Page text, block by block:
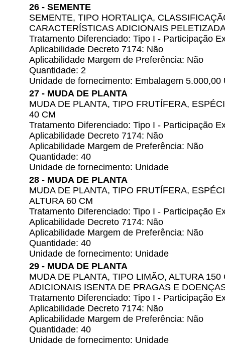
26 - SEMENTE
SEMENTE, TIPO HORTALIÇA,
CARACTERÍSTICAS ADICIONAIS
Tratamento Diferenciado: Tipo I - Participação
Aplicabilidade Decreto 7174: Não
Aplicabilidade Margem de Preferência: Não
Quantidade: 2
Unidade de fornecimento: Embalagem 5.000,00
27 - MUDA DE PLANTA
MUDA DE PLANTA, TIPO FRUTÍFERA,
40 CM
Tratamento Diferenciado: Tipo I - Participação
Aplicabilidade Decreto 7174: Não
Aplicabilidade Margem de Preferência: Não
Quantidade: 40
Unidade de fornecimento: Unidade
28 - MUDA DE PLANTA
MUDA DE PLANTA, TIPO FRUTÍFERA,
ALTURA 60 CM
Tratamento Diferenciado: Tipo I - Participação
Aplicabilidade Decreto 7174: Não
Aplicabilidade Margem de Preferência: Não
Quantidade: 40
Unidade de fornecimento: Unidade
29 - MUDA DE PLANTA
MUDA DE PLANTA, TIPO LIMÃO, ALTURA
ADICIONAIS ISENTA DE PRAGAS E
Tratamento Diferenciado: Tipo I - Participação
Aplicabilidade Decreto 7174: Não
Aplicabilidade Margem de Preferência: Não
Quantidade: 40
Unidade de fornecimento: Unidade